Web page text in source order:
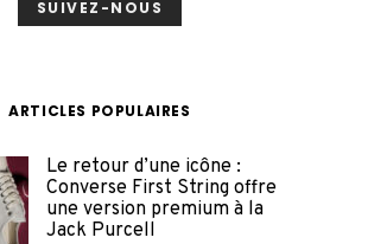
SUIVEZ-NOUS
ARTICLES POPULAIRES
Le retour d’une icône :
Converse First String offre
une version premium à la
Jack Purcell